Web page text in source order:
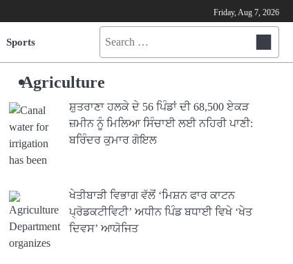
Friday, Aug 7, 2026
Sports
Search
Agriculture
ਸ਼ੁਤਰਾਣਾ ਹਲਕੇ ਦੇ 56 ਪਿੰਡਾਂ ਦੀ 68,500 ਏਕੜ
ਜ਼ਮੀਨ ਨੂੰ ਮਿਲਿਆ ਸਿੰਚਾਈ ਲਈ ਨਹਿਰੀ ਪਾਣੀ:
ਬਰਿੰਦਰ ਕੁਮਾਰ ਗੋਇਲ
ਖੇਤੀਬਾੜੀ ਵਿਭਾਗ ਵੱਲੋਂ ‘ਮਿਸ਼ਨ ਫਾਰ ਕਾਟਨ
ਪ੍ਰੋਡਕਟੀਵਿਟੀ’ ਅਧੀਨ ਪਿੰਡ ਬਧਾਈ ਵਿਖੇ ‘ਖੇਤ
ਦਿਵਸ’ ਆਯੋਜਿਤ